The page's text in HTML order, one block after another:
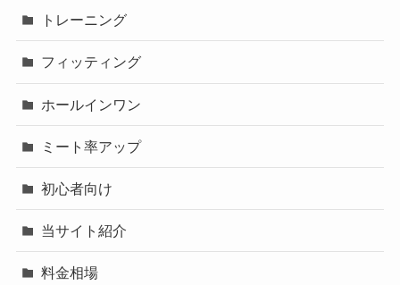
トレーニング
フィッティング
ホールインワン
ミート率アップ
初心者向け
当サイト紹介
料金相場